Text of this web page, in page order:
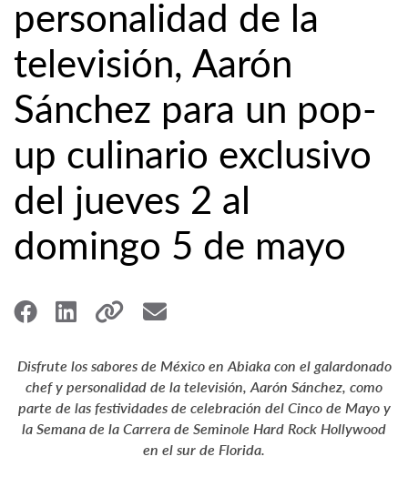
personalidad de la
televisión, Aarón
Sánchez para un pop-
up culinario exclusivo
del jueves 2 al
domingo 5 de mayo
Disfrute los sabores de México en Abiaka con el galardonado
chef y personalidad de la televisión, Aarón Sánchez, como
parte de las festividades de celebración del Cinco de Mayo y
la Semana de la Carrera de Seminole Hard Rock Hollywood
en el sur de Florida.